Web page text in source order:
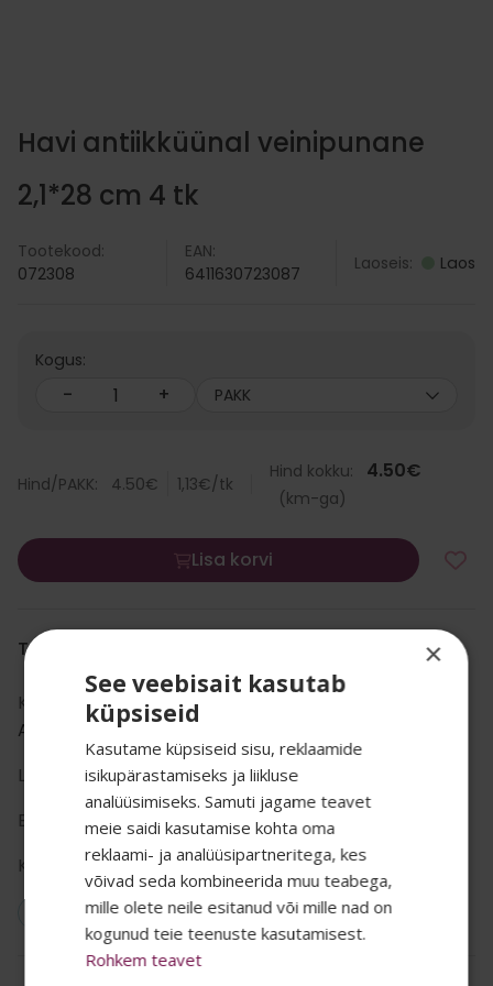
Havi antiikküünal veinipunane
2,1*28 cm 4 tk
Tootekood:
072308
EAN:
6411630723087
Laoseis: Laos
Kogus:
- + PAKK
Hind/PAKK: 4.50€ 1,13€/tk
Hind kokku: 4.50€
(km-ga)
Lisa korvi
TOOTE INFO
Kategooria: Kodukaubad
Antiikküünlad
Liik:
antiikküünal
Bränd:
Havi
Kastis:
10
Vegan: Ei
×
See veebisait kasutab
küpsiseid
Kasutame küpsiseid sisu, reklaamide
isikupärastamiseks ja liikluse
analüüsimiseks. Samuti jagame teavet
meie saidi kasutamise kohta oma
reklaami- ja analüüsipartneritega, kes
võivad seda kombineerida muu teabega,
mille olete neile esitanud või mille nad on
kogunud teie teenuste kasutamisest.
Rohkem teavet
SALADUST TAHAD
TEADA? 👀